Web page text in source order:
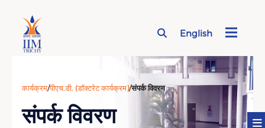
English
कार्यक्रम/पीएच.डी. (डॉक्टरेट कार्यक्रम)/संपर्क विवरण
संपर्क विवरण